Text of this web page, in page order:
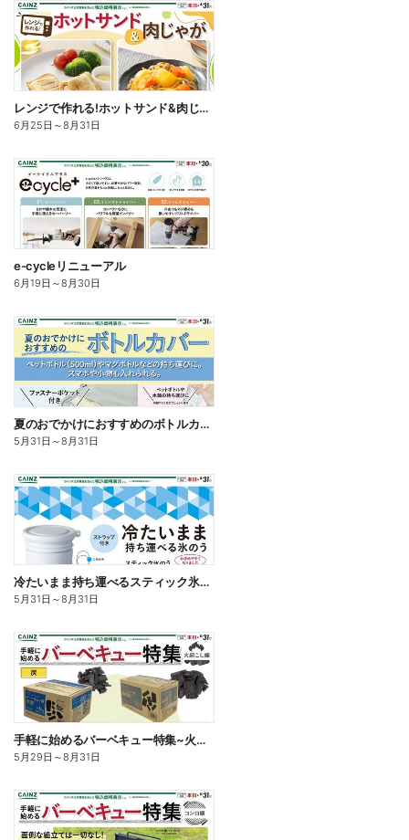
レンジで作れる!ホットサンド&肉じゃが
6月25日 ～8月31日
e-cycleリニューアル
6月19日 ～8月30日
夏のおでかけにおすすめのボトルカバー
5月31日 ～8月31日
冷たいまま持ち運べるスティック氷のう
5月31日 ～8月31日
手軽に始めるバーベキュー特集~火起こし編~
5月29日 ～8月31日